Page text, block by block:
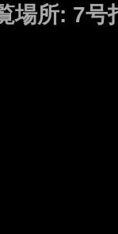
場所: 7